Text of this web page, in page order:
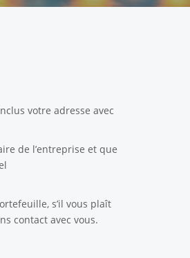
votre adresse avec
de l’entreprise et que
s’il vous plaît
contact avec vous.